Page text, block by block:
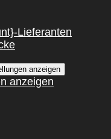
Lieferanten
anzeigen
anzeigen